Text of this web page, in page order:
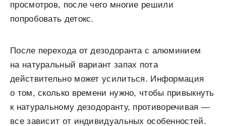
просмотров, после чего многие решили
попробовать детокс.
После перехода от дезодоранта с алюминием
на натуральный вариант запах пота
действительно может усилиться. Информация
о том, сколько времени нужно, чтобы привыкнуть
к натуральному дезодоранту, противоречивая —
все зависит от индивидуальных особенностей.